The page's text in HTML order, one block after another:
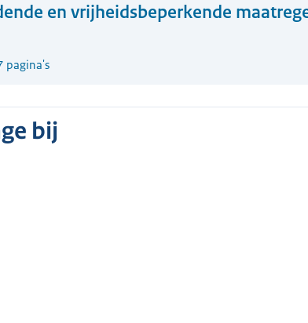
en vrijheidsbeperkende
pagina's
bij